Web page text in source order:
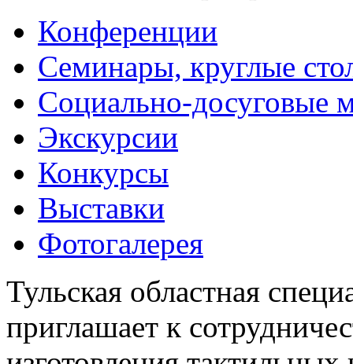
Конференции
Семинары, круглые
Социально-досуговые
Экскурсии
Конкурсы
Выставки
Фотогалерея
Тульская областная
приглашает к